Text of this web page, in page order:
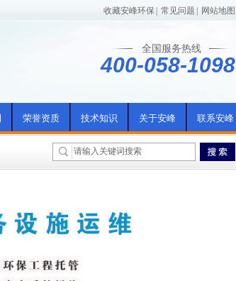
收藏安峰环保 常见问题 网站地图
全国服务热线
400-058-1098
荣誉资质 技术知识 关于安峰 联系安峰